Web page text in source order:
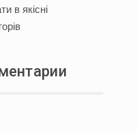
в якісні